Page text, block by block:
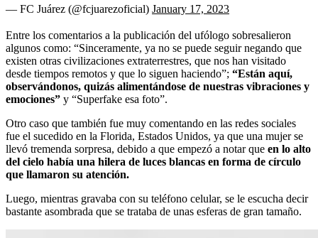
— FC Juárez (@fcjuarezoficial) January 17, 2023
Entre los comentarios a la publicación del ufólogo sobresalieron
algunos como: “Sinceramente, ya no se puede seguir negando que
existen otras civilizaciones extraterrestres, que nos han visitado
desde tiempos remotos y que lo siguen haciendo”; “Están aquí,
observándonos, quizás alimentándose de nuestras vibraciones y
emociones” y “Superfake esa foto”.
Otro caso que también fue muy comentando en las redes sociales
fue el sucedido en la Florida, Estados Unidos, ya que una mujer se
llevó tremenda sorpresa, debido a que empezó a notar que en lo alto
del cielo había una hilera de luces blancas en forma de círculo
que llamaron su atención.
Luego, mientras gravaba con su teléfono celular, se le escucha decir
bastante asombrada que se trataba de unas esferas de gran tamaño.